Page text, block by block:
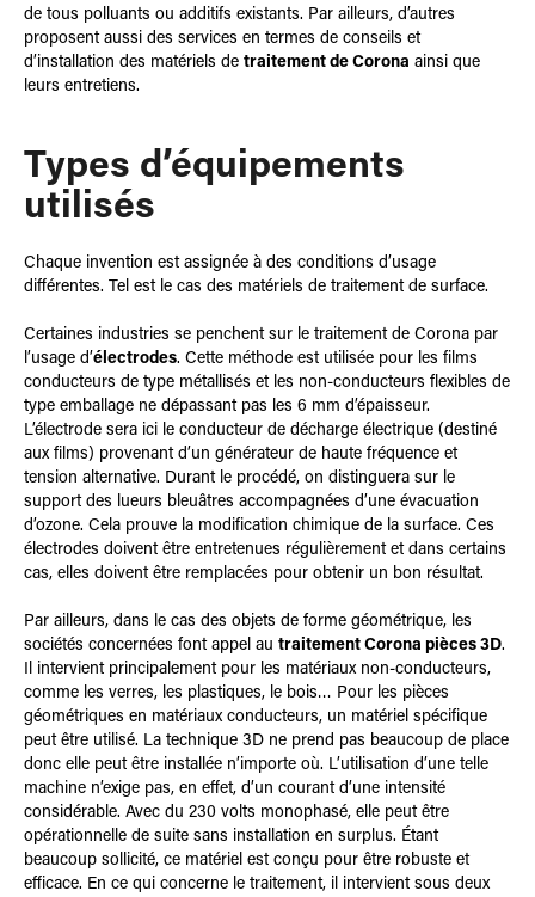
de tous polluants ou additifs existants. Par ailleurs, d’autres
proposent aussi des services en termes de conseils et
d’installation des matériels de traitement de Corona ainsi que
leurs entretiens.
Types d’équipements
utilisés
Chaque invention est assignée à des conditions d’usage
différentes. Tel est le cas des matériels de traitement de surface.
Certaines industries se penchent sur le traitement de Corona par
l’usage d’électrodes. Cette méthode est utilisée pour les films
conducteurs de type métallisés et les non-conducteurs flexibles de
type emballage ne dépassant pas les 6 mm d’épaisseur.
L’électrode sera ici le conducteur de décharge électrique (destiné
aux films) provenant d’un générateur de haute fréquence et
tension alternative. Durant le procédé, on distinguera sur le
support des lueurs bleuâtres accompagnées d’une évacuation
d’ozone. Cela prouve la modification chimique de la surface. Ces
électrodes doivent être entretenues régulièrement et dans certains
cas, elles doivent être remplacées pour obtenir un bon résultat.
Par ailleurs, dans le cas des objets de forme géométrique, les
sociétés concernées font appel au traitement Corona pièces 3D.
Il intervient principalement pour les matériaux non-conducteurs,
comme les verres, les plastiques, le bois… Pour les pièces
géométriques en matériaux conducteurs, un matériel spécifique
peut être utilisé. La technique 3D ne prend pas beaucoup de place
donc elle peut être installée n’importe où. L’utilisation d’une telle
machine n’exige pas, en effet, d’un courant d’une intensité
considérable. Avec du 230 volts monophasé, elle peut être
opérationnelle de suite sans installation en surplus. Étant
beaucoup sollicité, ce matériel est conçu pour être robuste et
efficace. En ce qui concerne le traitement, il intervient sous deux